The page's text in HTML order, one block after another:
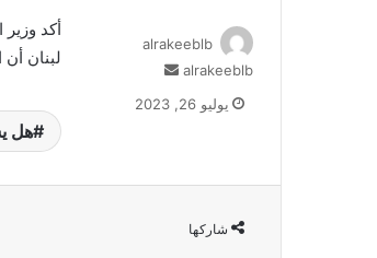
أكد
لبنان
هل
alrakeeblb
alrakeeblb
ر
يوليو 26, 2023
شاركها